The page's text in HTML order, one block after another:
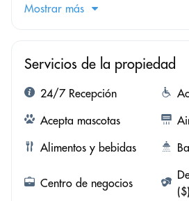
Mostrar más
Servicios de la propiedad
24/7 Recepción
Acepta mascotas
Alimentos y bebidas
Centro de negocios
($)